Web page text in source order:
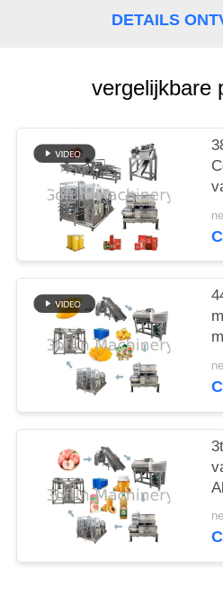
VERZOEK
SITEMAP
PRIVACYBELEID
DETAILS
vergelijkbare